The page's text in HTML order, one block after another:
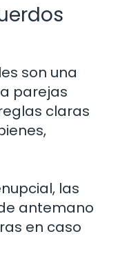
son una
parejas
claras
las
antemano
en caso